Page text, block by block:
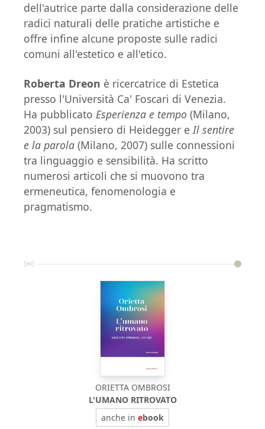
dell'autrice parte dalla considerazione delle
radici naturali delle pratiche artistiche e
offre infine alcune proposte sulle radici
comuni all'estetico e all'etico.
Roberta Dreon è ricercatrice di Estetica
presso l'Università Ca' Foscari di Venezia.
Ha pubblicato Esperienza e tempo (Milano,
2003) sul pensiero di Heidegger eIl sentire
e la parola (Milano, 2007) sulle connessioni
tra linguaggio e sensibilità. Ha scritto
numerosi articoli che si muovono tra
ermeneutica, fenomenologia e
pragmatismo.
ORIETTA OMBROSI
L'UMANO RITROVATO
anche in ebook